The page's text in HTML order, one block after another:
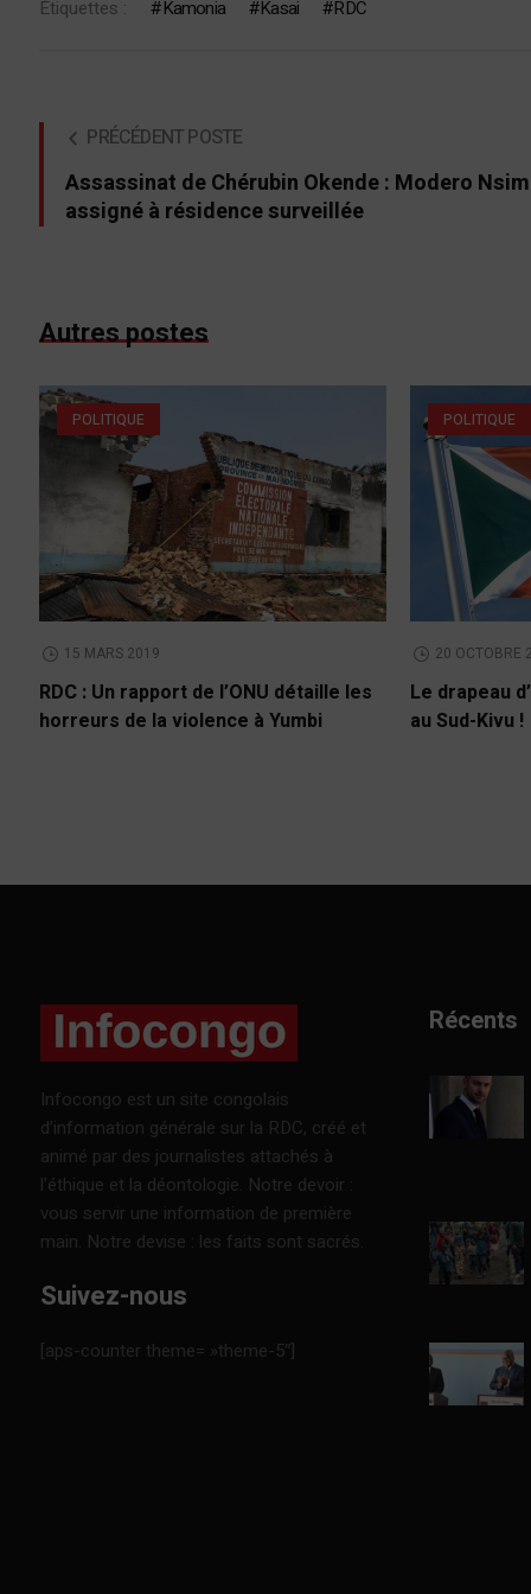
Étiquettes : Kamonia Kasai RDC
PRÉCÉDENT POSTE
Assassinat de Chérubin Okende : Modero
assigné à résidence surveillée
Autres postes
POLITIQUE
15 MARS 2019
RDC : Un rapport de l’ONU détaille les
horreurs de la violence à Yumbi
POLITIQUE
20 OCTOBRE
Le drapeau
au Sud-Kivu !
Infocongo est un site congolais
d’information générale sur la RDC, créé et
animé par des journalistes attachés à
l’éthique et la déontologie. Notre devoir :
vous servir une information de première
main. Notre devise : les faits sont sacrés.
Suivez-nous
[aps-counter theme= »theme-5″]
Récents